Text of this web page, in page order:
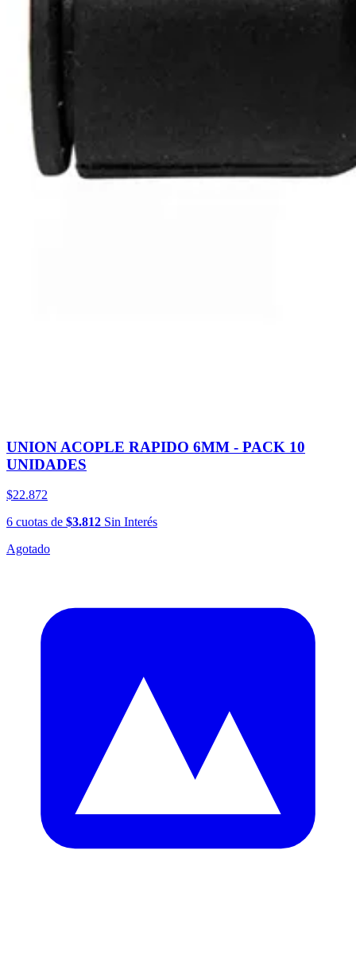
UNION ACOPLE RAPIDO 6MM - PACK 10
UNIDADES
$22.872
6 cuotas de $3.812 Sin Interés
Agotado